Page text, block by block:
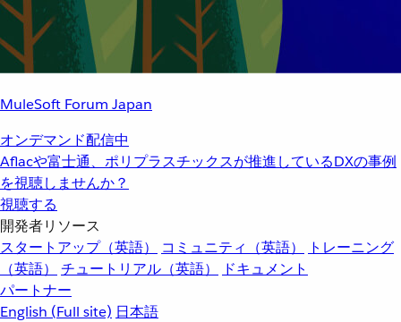
MuleSoft Forum Japan
オンデマンド配信中
Aflacや富士通、ポリプラスチックスが推進しているDXの事例
を視聴しませんか？
視聴する
開発者リソース
スタートアップ（英語）
コミュニティ（英語）
トレーニング
（英語）
チュートリアル（英語）
ドキュメント
パートナー
English (Full site) 日本語